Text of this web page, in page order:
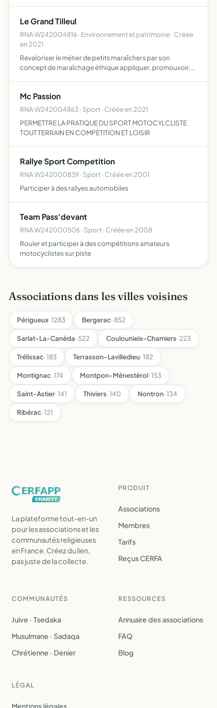
Le Grand Tilleul
RNA W242004816 · Environnement et patrimoine · Créée
en 2021
Revaloriser le métier de petits maraîchers par son
concept de maraîchage éthique appliquer, promouvoir,
arbor…
Mc Passion
RNA W242004863 · Sport · Créée en 2021
PERMETTRE LA PRATIQUE DU SPORT MOTOCYLCLISTE
TOUT TERRAIN EN COMPETITION ET LOISIR
Rallye Sport Competition
RNA W242000839 · Sport · Créée en 2001
Participer à des rallyes automobiles
Team Pass'devant
RNA W242000506 · Sport · Créée en 2008
Rouler et participer à des compétitions amateurs
motocyclistes sur piste
Associations dans les villes voisines
Périgueux· 1283 Bergerac· 852
Sarlat-La-Canéda· 522 Coulounieix-Chamiers· 223
Trélissac· 183 Terrasson-Lavilledieu· 182
Montignac· 174 Montpon-Ménestérol· 153
Saint-Astier· 141 Thiviers· 140 Nontron· 134
Ribérac· 121
La plateforme tout-en-un
pour les associations et les
communautés religieuses
en France. Créez du lien,
pas juste de la collecte.
PRODUIT
Associations
Membres
Tarifs
Reçus CERFA
COMMUNAUTÉS
Juive · Tsedaka
Musulmane · Sadaqa
Chrétienne · Denier
RESSOURCES
Annuaire des associations
FAQ
Blog
LÉGAL
Mentions légales